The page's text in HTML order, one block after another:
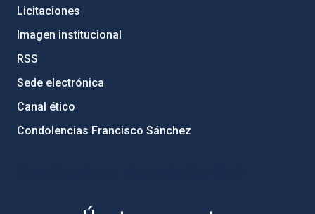
Licitaciones
Imagen institucional
RSS
Sede electrónica
Canal ético
Condolencias Francisco Sánchez